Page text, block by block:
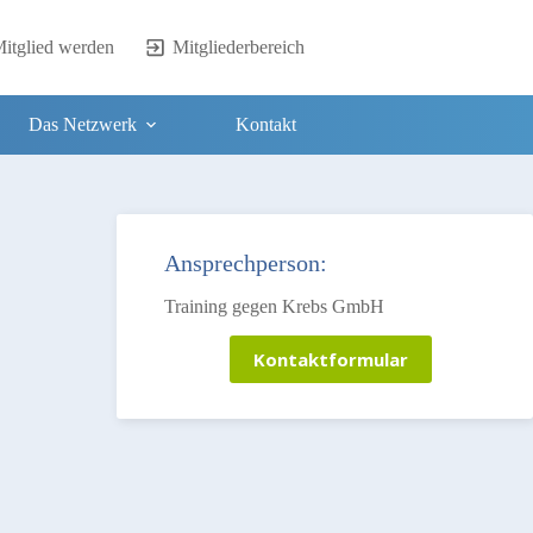
werden Mitgliederbereich
Das Netzwerk Kontakt
Ansprechperson:
Training gegen Krebs GmbH
Kontaktformular